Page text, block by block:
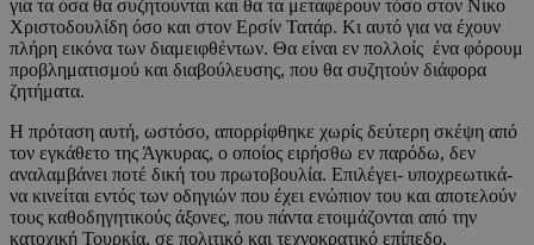
για τα όσα θα συζητούνται και θα τα μεταφέρουν τόσο στον Νίκο
Χριστοδουλίδη όσο και στον Ερσίν Τατάρ. Κι αυτό για να έχουν
πλήρη εικόνα των διαμειφθέντων. Θα είναι εν πολλοίς ένα φόρουμ
προβληματισμού και διαβούλευσης, που θα συζητούν διάφορα
ζητήματα.
Η πρόταση αυτή, ωστόσο, απορρίφθηκε χωρίς δεύτερη σκέψη από
τον εγκάθετο της Άγκυρας, ο οποίος ειρήσθω εν παρόδω, δεν
αναλαμβάνει ποτέ δική του πρωτοβουλία. Επιλέγει- υποχρεωτικά-
να κινείται εντός των οδηγιών που έχει ενώπιον του και αποτελούν
τους καθοδηγητικούς άξονες, που πάντα ετοιμάζονται από την
κατοχική Τουρκία, σε πολιτικό και τεχνοκρατικό επίπεδο.